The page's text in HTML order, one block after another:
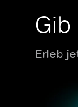
Erleb